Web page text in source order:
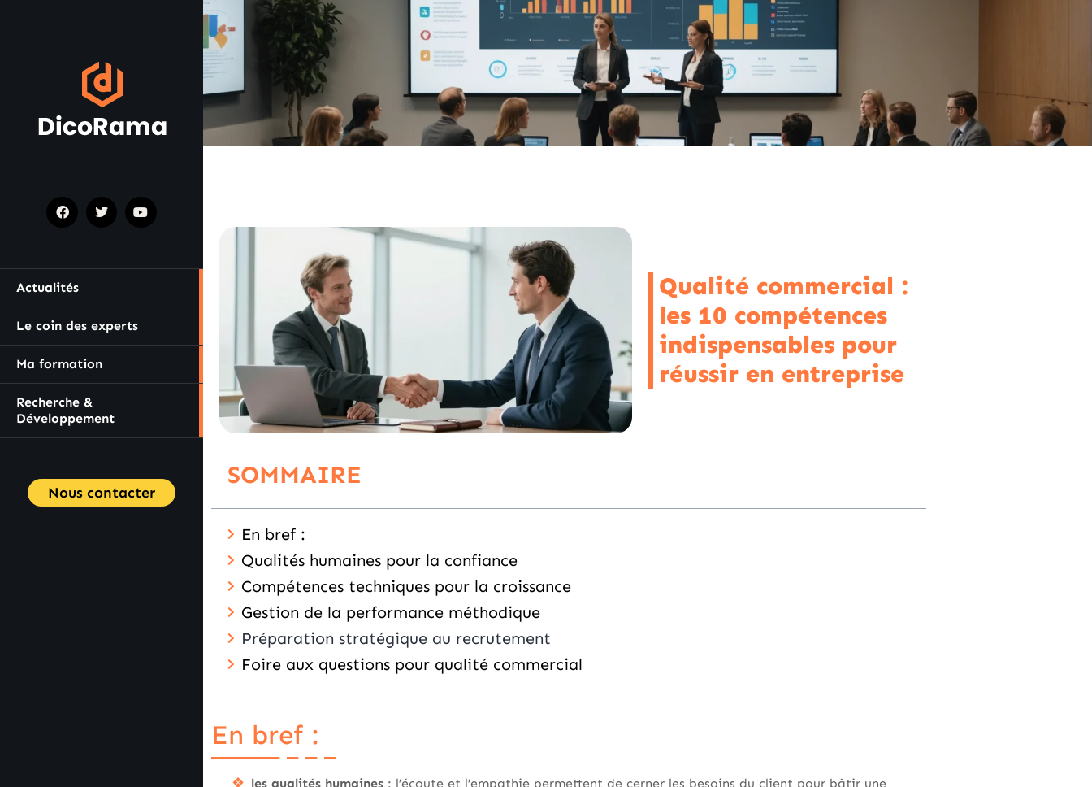
Actualités
Le coin des experts
Ma formation
Recherche &
Développement
Nous contacter
Qualité commercial :
les 10 compétences
indispensables pour
réussir en entreprise
SOMMAIRE
En bref :
Qualités humaines pour la confiance
Compétences techniques pour la croissance
Gestion de la performance méthodique
Préparation stratégique au recrutement
Foire aux questions pour qualité commercial
En bref :
les qualités humaines : l’écoute et l’empathie permettent de cerner les besoins du client pour bâtir une